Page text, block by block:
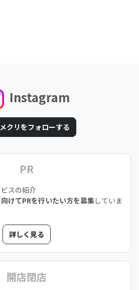
Instagram
クリをフォローする
PR
スの紹介
けてPRを行いたい方を募集していま
詳しく見る
開店閉店